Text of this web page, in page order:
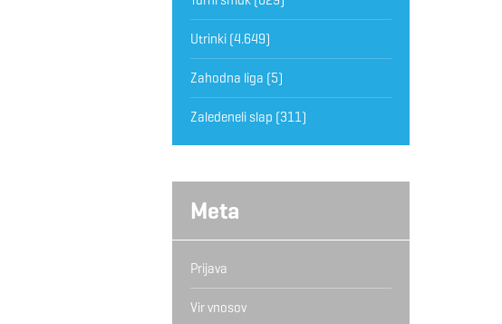
Utrinki(4.649)
Zahodna liga (5)
Zaledeneli slap (311)
Meta
Prijava
Vir vnosov